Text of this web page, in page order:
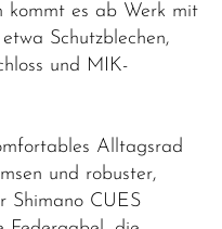
kommt es ab Werk mit
Schutzblechen,
und MIK-
Alltagsrad
und robuster,
Shimano CUES